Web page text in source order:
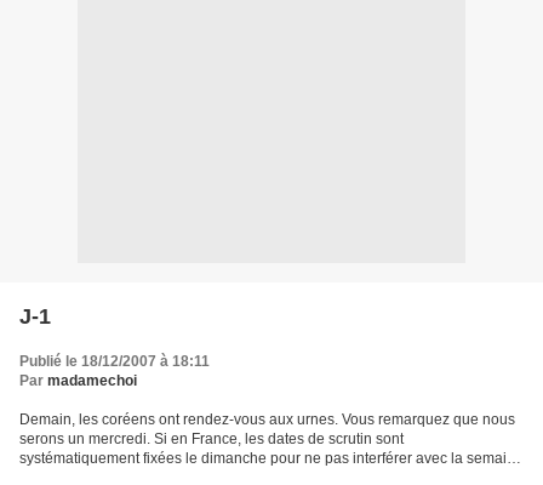
J-1
Publié le 18/12/2007 à 18:11
Par madamechoi
Demain, les coréens ont rendez-vous aux urnes. Vous remarquez que nous
serons un mercredi. Si en France, les dates de scrutin sont
systématiquement fixées le dimanche pour ne pas interférer avec la semaine